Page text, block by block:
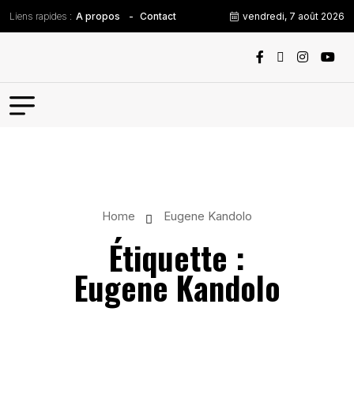
Liens rapides : A propos Contact vendredi, 7 août 2026
Home Eugene Kandolo
Étiquette :
Eugene Kandolo